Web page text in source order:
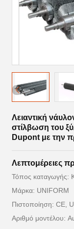
Λειαντική
στίλβωση του
Dupont με την
Λεπτομέρειες
Τόπος καταγωγής:
Μάρκα: UNIFORM
Πιστοποίηση: CE,
Αριθμό μοντέλου: